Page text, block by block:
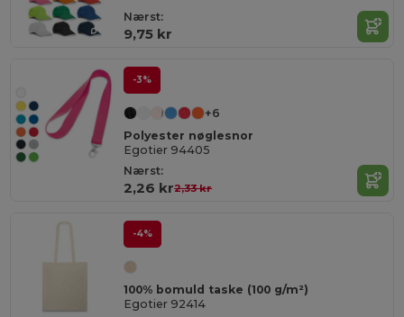
Nærst:
9,75 kr
-3%
+6
Polyester nøglesnor
Egotier 94405
Nærst:
2,26 kr2,33 kr
-4%
100% bomuld taske (100 g/m²)
Egotier 92414